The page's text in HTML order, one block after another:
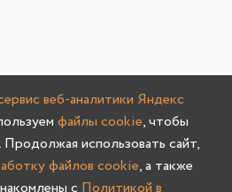
ОГРН: 1245200020636
г. Нижний Новгород, пр-
веб-аналитики Яндекс
файлы cookie, чтобы
использовать сайт,
файлов cookie, а также